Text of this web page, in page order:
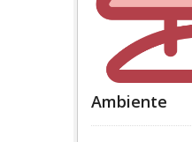
Ambiente